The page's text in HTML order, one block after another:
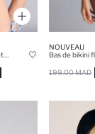
Haut de bikini bleu en tissu pailleté à motif Coupe régulière
NOUVEAU
199.00 MAD